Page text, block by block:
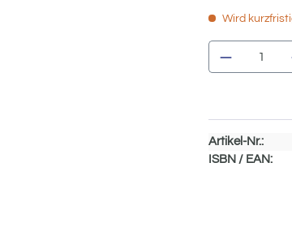
Wird
Produkt
Artikel-Nr.:
ISBN / EAN: